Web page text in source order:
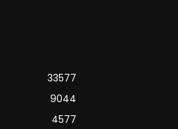
33577
9044
4577